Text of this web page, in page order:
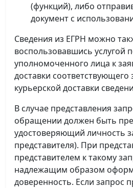
(функций), либо
документ с
Сведения из ЕГРН можно
воспользовавшись услугой
уполномоченного лица к
доставки соответствующего
курьерской доставки
В случае представления
обращении должен быть
удостоверяющий личность
представителя). При
представителем к такому
надлежащим образом
доверенность. Если запрос